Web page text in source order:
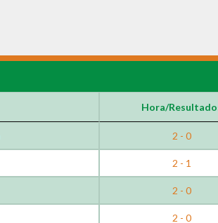
Hora/
2 - 0
2 - 1
2 - 0
2 - 0